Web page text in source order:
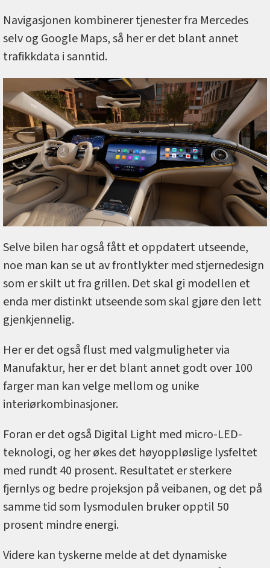
Navigasjonen kombinerer tjenester fra Mercedes
selv og Google Maps, så her er det blant annet
trafikkdata i sanntid.
Selve bilen har også fått et oppdatert utseende,
noe man kan se ut av frontlykter med stjernedesign
som er skilt ut fra grillen. Det skal gi modellen et
enda mer distinkt utseende som skal gjøre den lett
gjenkjennelig.
Her er det også flust med valgmuligheter via
Manufaktur, her er det blant annet godt over 100
farger man kan velge mellom og unike
interiørkombinasjoner.
Foran er det også Digital Light med micro-LED-
teknologi, og her økes det høyoppløslige lysfeltet
med rundt 40 prosent. Resultatet er sterkere
fjernlys og bedre projeksjon på veibanen, og det på
samme tid som lysmodulen bruker opptil 50
prosent mindre energi.
Videre kan tyskerne melde at det dynamiske